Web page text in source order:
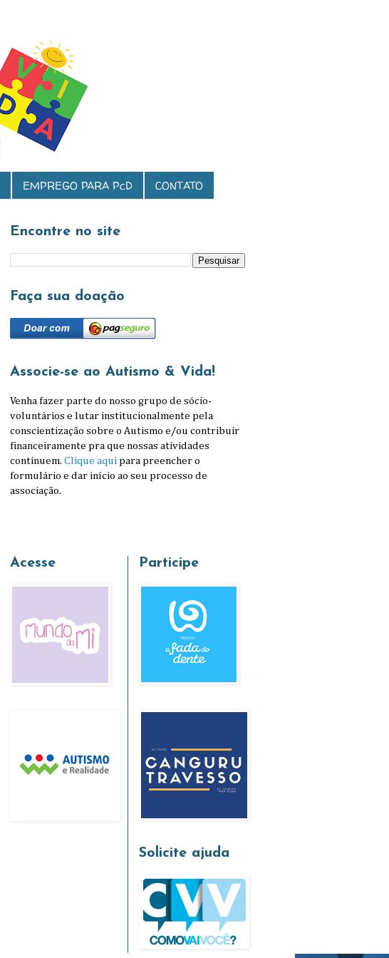
EMPREGO PARA PcD CONTATO
Encontre no site
Faça sua doação
Associe-se ao Autismo & Vida!
Venha fazer parte do nosso grupo de sócio-
voluntários e lutar institucionalmente pela
conscientização sobre o Autismo e/ou contribuir
financeiramente pra que nossas atividades
continuem. Clique aqui para preencher o
formulário e dar início ao seu processo de
associação.
Acesse Participe
Solicite ajuda